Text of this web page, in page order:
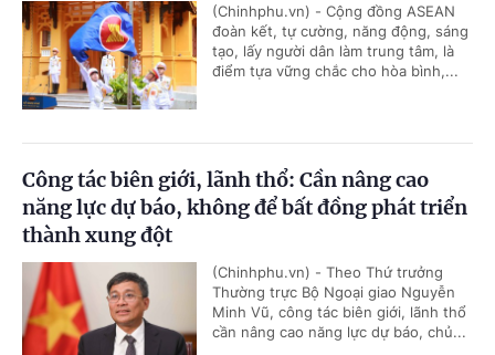
(Chinhphu.vn) - Cộng đồng ASEAN
đoàn kết, tự cường, năng động, sáng
tạo, lấy người dân làm trung tâm, là
điểm tựa vững chắc cho hòa bình,...
Công tác biên giới, lãnh thổ: Cần nâng cao
năng lực dự báo, không để bất đồng phát triển
thành xung đột
(Chinhphu.vn) - Theo Thứ trưởng
Thường trực Bộ Ngoại giao Nguyễn
Minh Vũ, công tác biên giới, lãnh thổ
cần nâng cao năng lực dự báo, chủ...